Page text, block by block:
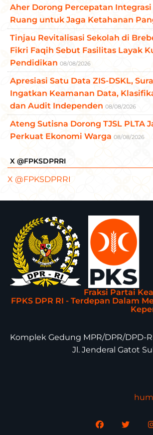
Aher Dorong Percepatan Integrasi
Ruang untuk Jaga Ketahanan
Tinjau Revitalisasi Sekolah di
Fikri Faqih Sebut Fasilitas Layak
Pendidikan 08/08/2026
Apresiasi Satu Data ZIS-DSKL,
Ingatkan Keamanan Data,
dan Audit Independen 08/08/2026
Ateng Sutisna Dorong TJSL PLTA
Perkuat Ekonomi Warga 08/08/2026
X @FPKSDPRRI
X @FPKSDPRRI
Fraksi Partai
FPKS DPR RI - Terdepan Dalam
Komplek Gedung MPR/DPR/DPD-
Jl. Jenderal Gatot